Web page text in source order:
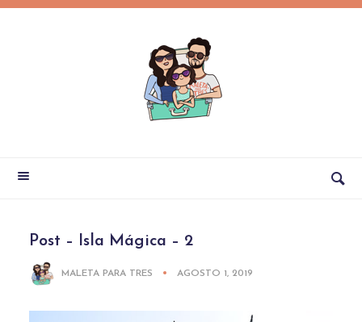
Post – Isla Mágica – 2
MALETA PARA TRES AGOSTO 1, 2019